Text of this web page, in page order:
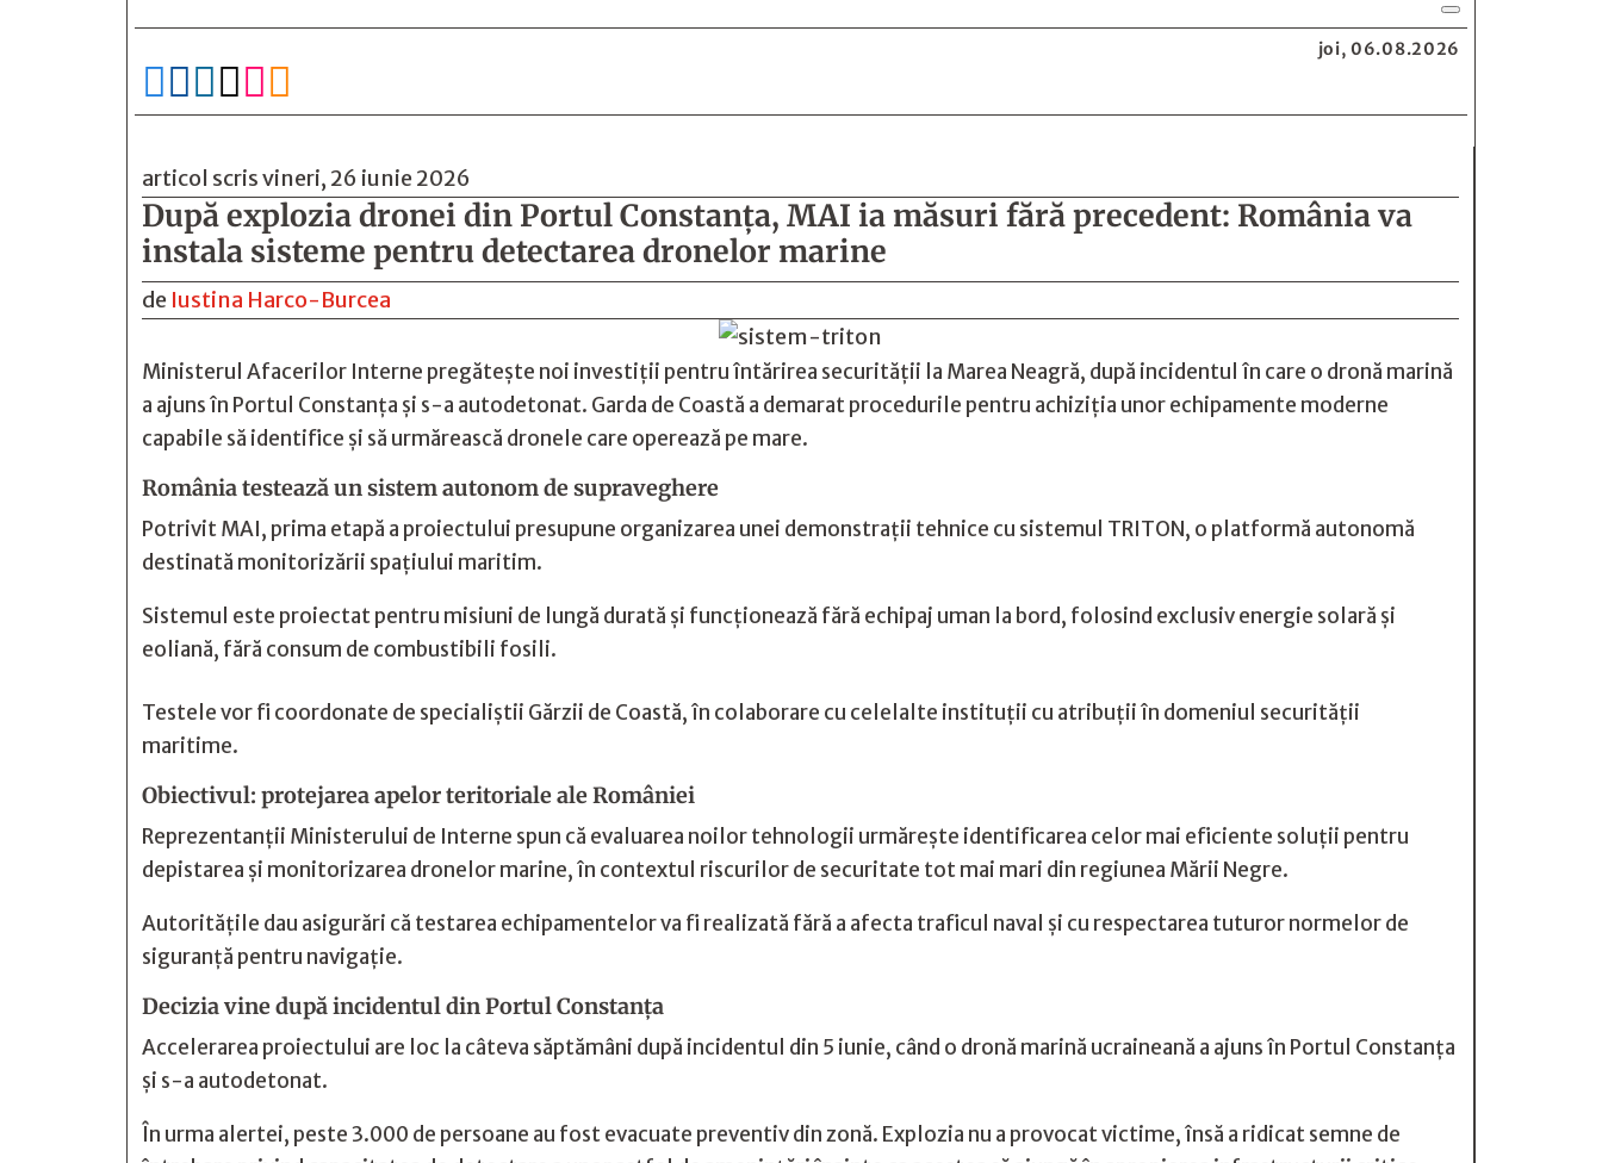
joi, 06.08.2026

articol scris vineri, 26 iunie 2026
După explozia dronei din Portul Constanța, MAI ia măsuri fără precedent: România va
instala sisteme pentru detectarea dronelor marine
de Iustina Harco-Burcea
Ministerul Afacerilor Interne pregătește noi investiții pentru întărirea securității la Marea Neagră, după incidentul în care o dronă marină
a ajuns în Portul Constanța și s-a autodetonat. Garda de Coastă a demarat procedurile pentru achiziția unor echipamente moderne
capabile să identifice și să urmărească dronele care operează pe mare.
România testează un sistem autonom de supraveghere
Potrivit MAI, prima etapă a proiectului presupune organizarea unei demonstrații tehnice cu sistemul TRITON, o platformă autonomă
destinată monitorizării spațiului maritim.
Sistemul este proiectat pentru misiuni de lungă durată și funcționează fără echipaj uman la bord, folosind exclusiv energie solară și
eoliană, fără consum de combustibili fosili.
Testele vor fi coordonate de specialiștii Gărzii de Coastă, în colaborare cu celelalte instituții cu atribuții în domeniul securității
maritime.
Obiectivul: protejarea apelor teritoriale ale României
Reprezentanții Ministerului de Interne spun că evaluarea noilor tehnologii urmărește identificarea celor mai eficiente soluții pentru
depistarea și monitorizarea dronelor marine, în contextul riscurilor de securitate tot mai mari din regiunea Mării Negre.
Autoritățile dau asigurări că testarea echipamentelor va fi realizată fără a afecta traficul naval și cu respectarea tuturor normelor de
siguranță pentru navigație.
Decizia vine după incidentul din Portul Constanța
Accelerarea proiectului are loc la câteva săptămâni după incidentul din 5 iunie, când o dronă marină ucraineană a ajuns în Portul Constanța
și s-a autodetonat.
În urma alertei, peste 3.000 de persoane au fost evacuate preventiv din zonă. Explozia nu a provocat victime, însă a ridicat semne de